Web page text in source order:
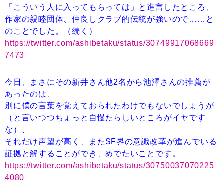
「こういう人に入ってもらっては」と進言したところ、
作家の親睦団体、仲良しクラブ的伝統が強いので……と
のことでした。（続く）
https://twitter.com/ashibetaku/status/30749917068669
7473
今日、まさにその新井さん他2名から池澤さんの推薦が
あったのは、
別に僕の言葉を覚えておられたわけでもないでしょうが
（と言いつつちょっと自慢たらしいところがイヤです
な）、
それだけ声望が高く、またSF界の意識改革が進んでいる
証拠と解することができ、めでたいことです。
https://twitter.com/ashibetaku/status/30750037070225
4080